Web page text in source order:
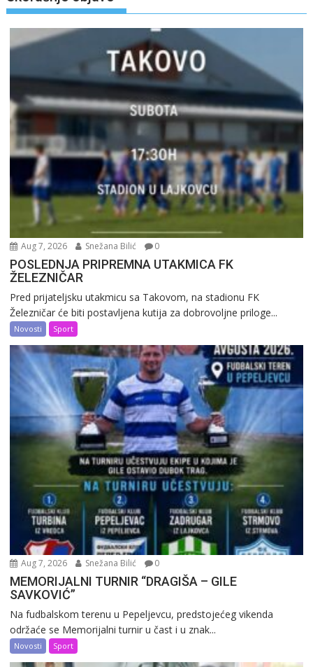
Aug 7, 2026 Snežana Bilić 0
POSLEDNJA PRIPREMNA UTAKMICA FK
ŽELEZNIČAR
Pred prijateljsku utakmicu sa Takovom, na stadionu FK
Železničar će biti postavljena kutija za dobrovoljne priloge...
Novosti Sport
Aug 7, 2026 Snežana Bilić 0
MEMORIJALNI TURNIR “DRAGIŠA – GILE
SAVKOVIĆ”
Na fudbalskom terenu u Pepeljevcu, predstojećeg vikenda
održaće se Memorijalni turnir u čast i u znak...
Novosti Sport